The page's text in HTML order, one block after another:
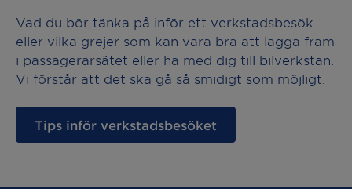
Vad du bör tänka på inför ett verkstadsbesök
eller vilka grejer som kan vara bra att lägga fram
i passagerarsätet eller ha med dig till bilverkstan.
Vi förstår att det ska gå så smidigt som möjligt.
Tips inför verkstadsbesöket